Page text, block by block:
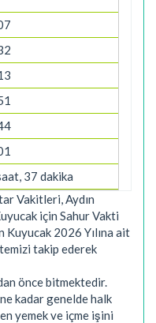
37 dakika
Vakitleri, Aydın
için Sahur Vakti
Kuyucak 2026 Yılına ait
takip ederek
önce bitmektedir.
kadar genelde halk
yemek ve içme işini